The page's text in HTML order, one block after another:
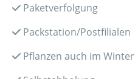
Paketverfolgung
Packstation/Postfilialen
Pflanzen auch im Winter